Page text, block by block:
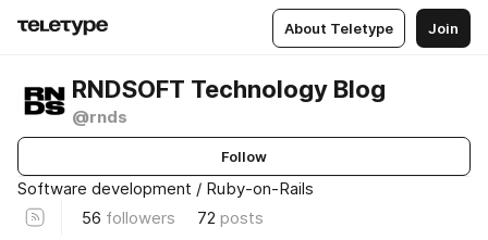
About Teletype Join
RNDSOFT Technology Blog
@rnds
Follow
Software development / Ruby-on-Rails
56 followers 72 posts